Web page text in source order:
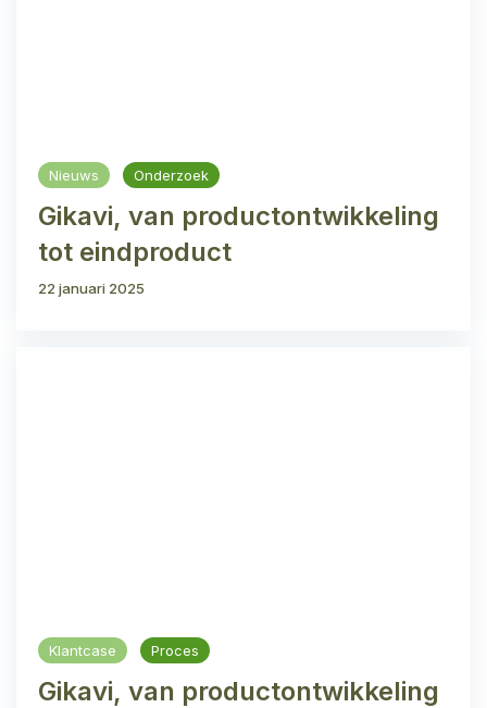
Nieuws Onderzoek
Gikavi, van productontwikkeling
tot eindproduct
22 januari 2025
Klantcase Proces
Gikavi, van productontwikkeling